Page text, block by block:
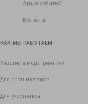
Архив событий
Все яхты
КАК МЫ РАБОТАЕМ
Участие в мероприятиях
Для организаторов
Для участников